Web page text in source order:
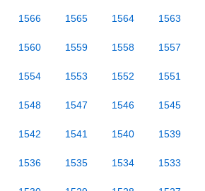
1566 1565 1564 1563
1560 1559 1558 1557
1554 1553 1552 1551
1548 1547 1546 1545
1542 1541 1540 1539
1536 1535 1534 1533